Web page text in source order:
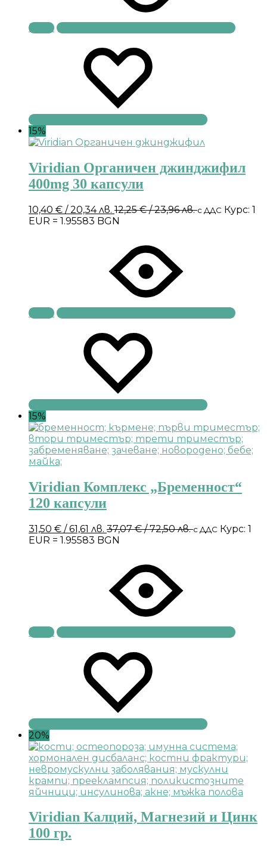
Купи
15%
Viridian Органичен джинджифил
400mg 30 капсули
10,40 € / 20,34 лв. 12,25€/ 23,96 лв.с ДДС Курс: 1
EUR = 1.95583 BGN
Купи
15%
Viridian Комплекс „Бременност“
120 капсули
31,50 € / 61,61 лв. 37,07€/ 72,50 лв.с ДДС Курс: 1
EUR = 1.95583 BGN
Купи
20%
Viridian Калций, Магнезий и Цинк
100 гр.